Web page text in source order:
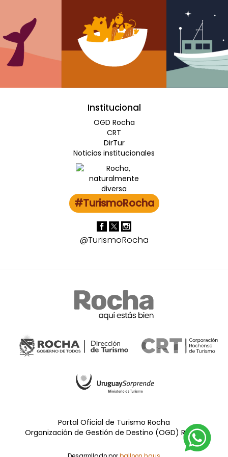
Institucional
OGD Rocha
CRT
DirTur
Noticias institucionales
#TurismoRocha
@TurismoRocha
Portal Oficial de Turismo Rocha
Organización de Gestión de Destino (OGD) Rocha